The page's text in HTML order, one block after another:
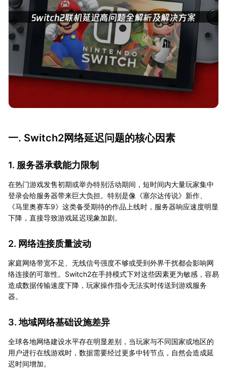
一. Switch2网络延迟问题的核心因素
1. 服务器承载能力限制
在热门游戏发售初期或举办特别活动期间，短时间内大量玩家集中
登录会给服务器带来巨大负担。特别是像《塞尔达传说》新作、
《马里奥赛车9》这类备受期待的作品上线时，服务器响应速度明显
下降，直接导致游戏延迟现象加剧。
2. 网络连接质量波动
家庭网络带宽不足、无线信号强度不够或受到外界干扰都会影响网
络连接的可靠性。Switch2在手持模式下对这些因素更为敏感，容易
造成数据传输速度下降，玩家操作指令无法实时传送到游戏服务
器。
3. 地域网络基础设施差异
全球各地网络建设水平存在明显差别，当玩家与不同国家或地区的
用户进行在线游戏时，数据需要经过更多中转节点，自然会造成延
迟时间增加。